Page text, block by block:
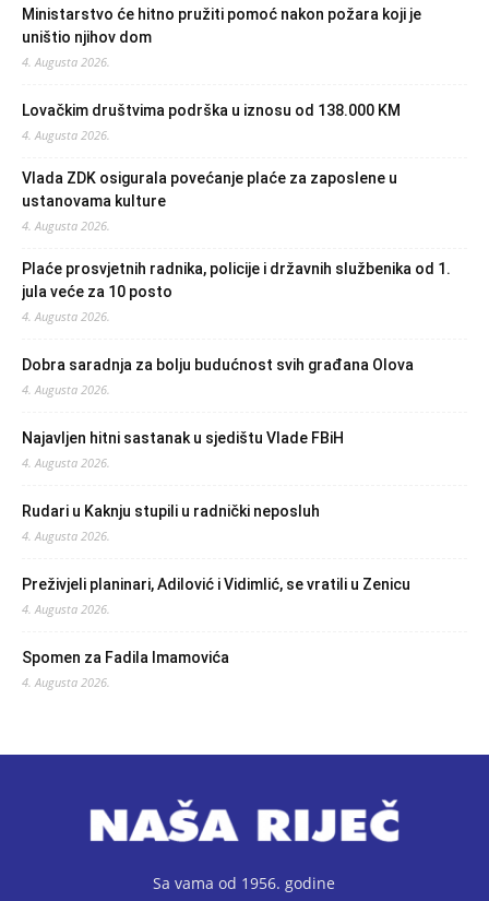
Ministarstvo će hitno pružiti pomoć nakon požara koji je
uništio njihov dom
4. Augusta 2026.
Lovačkim društvima podrška u iznosu od 138.000 KM
4. Augusta 2026.
Vlada ZDK osigurala povećanje plaće za zaposlene u
ustanovama kulture
4. Augusta 2026.
Plaće prosvjetnih radnika, policije i državnih službenika od 1.
jula veće za 10 posto
4. Augusta 2026.
Dobra saradnja za bolju budućnost svih građana Olova
4. Augusta 2026.
Najavljen hitni sastanak u sjedištu Vlade FBiH
4. Augusta 2026.
Rudari u Kaknju stupili u radnički neposluh
4. Augusta 2026.
Preživjeli planinari, Adilović i Vidimlić, se vratili u Zenicu
4. Augusta 2026.
Spomen za Fadila Imamovića
4. Augusta 2026.
Sa vama od 1956. godine